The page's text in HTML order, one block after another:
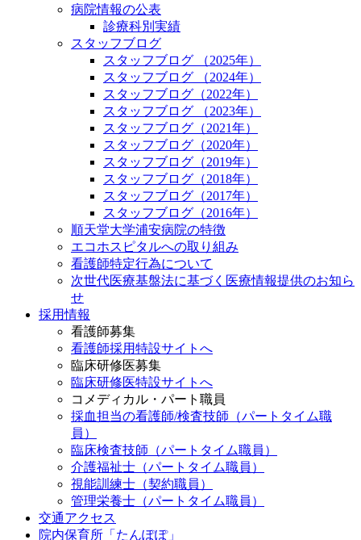
病院情報の公表
診療科別実績
スタッフブログ
スタッフブログ （2025年）
スタッフブログ （2024年）
スタッフブログ（2022年）
スタッフブログ （2023年）
スタッフブログ（2021年）
スタッフブログ（2020年）
スタッフブログ（2019年）
スタッフブログ（2018年）
スタッフブログ（2017年）
スタッフブログ（2016年）
順天堂大学浦安病院の特徴
エコホスピタルへの取り組み
看護師特定行為について
次世代医療基盤法に基づく医療情報提供のお知ら
せ
採用情報
看護師募集
看護師採用特設サイトへ
臨床研修医募集
臨床研修医特設サイトへ
コメディカル・パート職員
採血担当の看護師/検査技師（パートタイム職
員）
臨床検査技師（パートタイム職員）
介護福祉士（パートタイム職員）
視能訓練士（契約職員）
管理栄養士（パートタイム職員）
交通アクセス
院内保育所「たんぽぽ」